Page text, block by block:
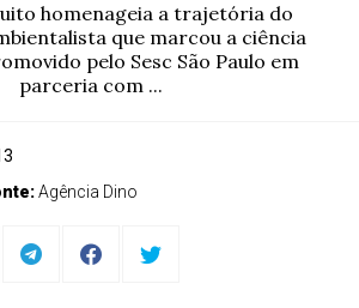
homenageia a trajetória do
que marcou a ciência
pelo Sesc São Paulo em
parceria com ...
Agência Dino